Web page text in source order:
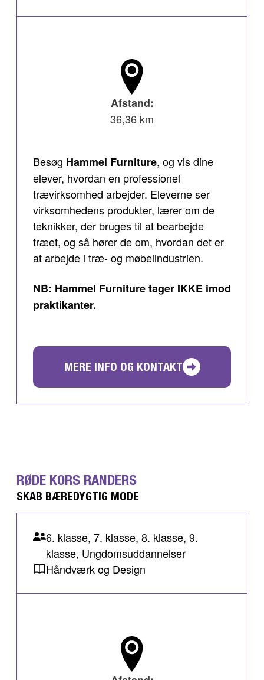
Afstand:
36,36 km
Besøg Hammel Furniture, og vis dine
elever, hvordan en professionel
trævirksomhed arbejder. Eleverne ser
virksomhedens produkter, lærer om de
teknikker, der bruges til at bearbejde
træet, og så hører de om, hvordan det er
at arbejde i træ- og møbelindustrien.
NB: Hammel Furniture tager IKKE imod
praktikanter.
MERE INFO OG KONTAKT
RØDE KORS RANDERS
SKAB BÆREDYGTIG MODE
6. klasse, 7. klasse, 8. klasse, 9.
klasse, Ungdomsuddannelser
Håndværk og Design